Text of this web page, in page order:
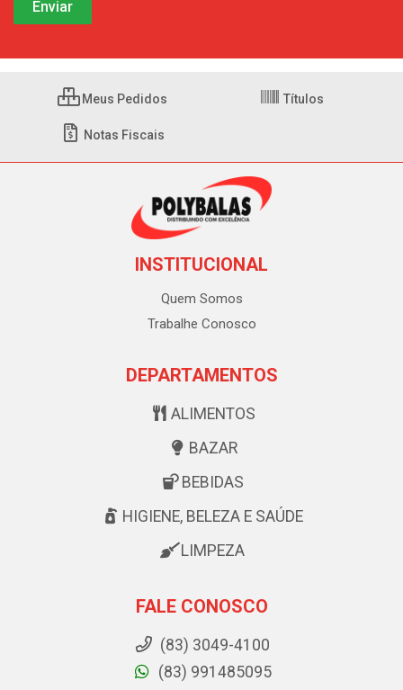
Meus Pedidos Títulos
Notas Fiscais
INSTITUCIONAL
Quem Somos
Trabalhe Conosco
DEPARTAMENTOS
ALIMENTOS
BAZAR
BEBIDAS
HIGIENE, BELEZA E SAÚDE
LIMPEZA
FALE CONOSCO
(83) 3049-4100
(83) 991485095